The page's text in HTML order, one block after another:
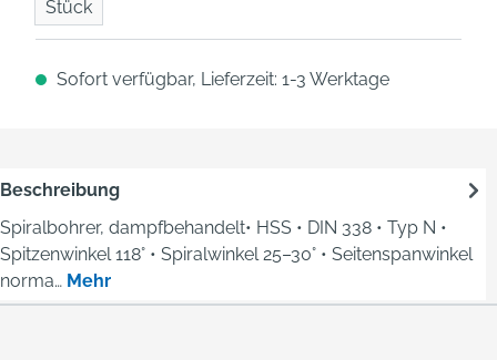
Stück
Sofort verfügbar, Lieferzeit: 1-3 Werktage
Beschreibung
Spiralbohrer, dampfbehandelt• HSS • DIN 338 • Typ N •
Spitzenwinkel 118° • Spiralwinkel 25–30° • Seitenspanwinkel
norma… Mehr